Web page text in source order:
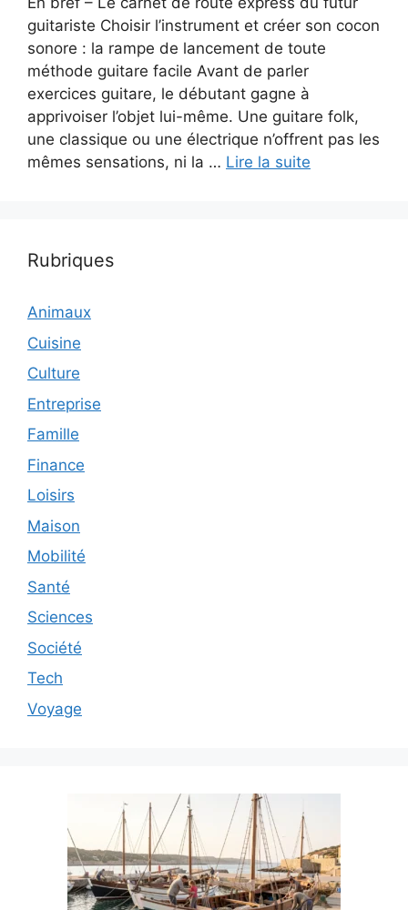
guitariste Choisir l’instrument et créer son cocon
sonore : la rampe de lancement de toute
méthode guitare facile Avant de parler
exercices guitare, le débutant gagne à
apprivoiser l’objet lui-même. Une guitare folk,
une classique ou une électrique n’offrent pas les
mêmes sensations, ni la … Lire la suite
Rubriques
Animaux
Cuisine
Culture
Entreprise
Famille
Finance
Loisirs
Maison
Mobilité
Santé
Sciences
Société
Tech
Voyage